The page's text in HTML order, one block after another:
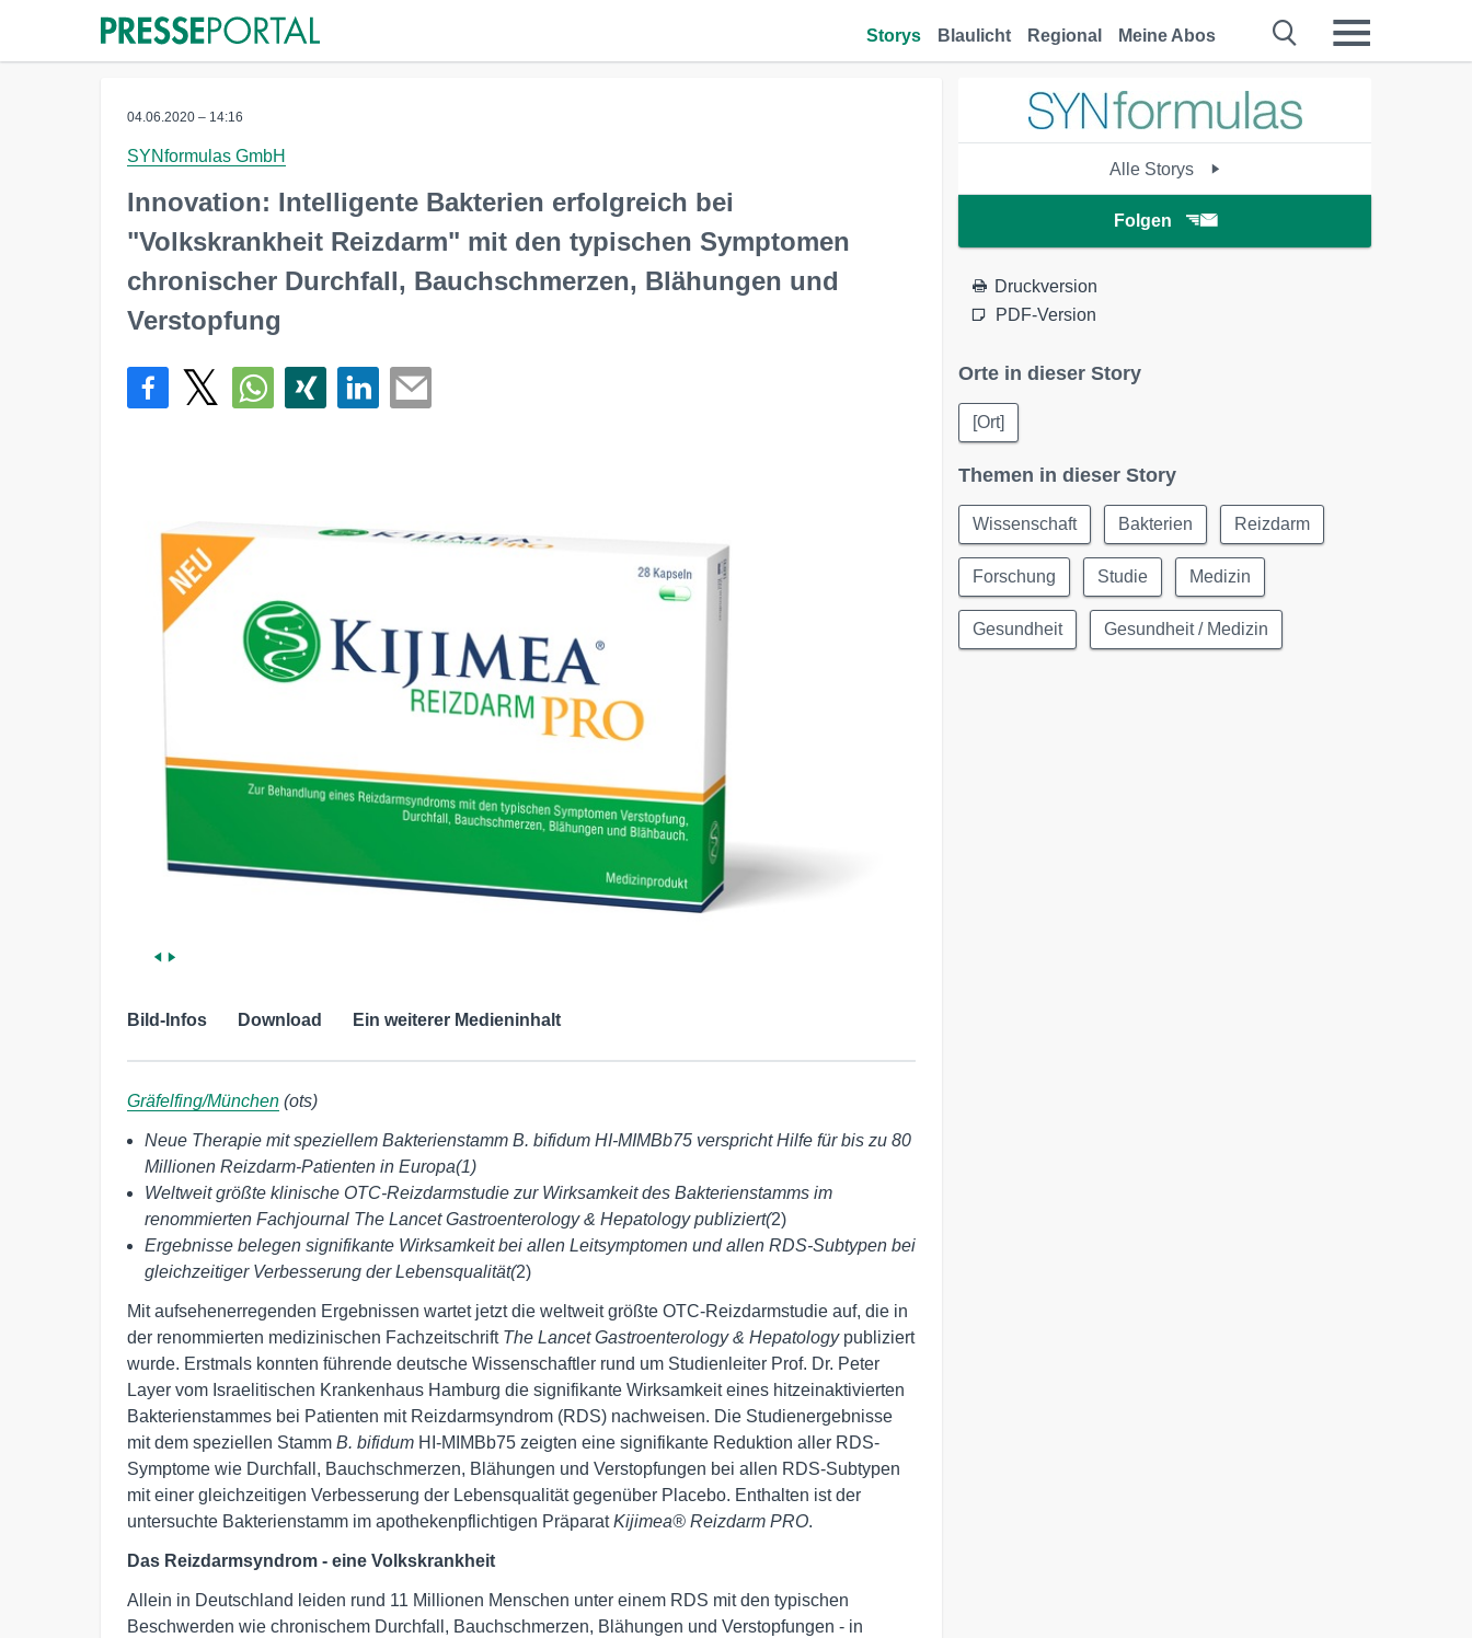
Storys Blaulicht Regional Meine Abos
04.06.2020 – 14:16
SYNformulas GmbH
Innovation: Intelligente Bakterien erfolgreich bei
"Volkskrankheit Reizdarm" mit den typischen Symptomen
chronischer Durchfall, Bauchschmerzen, Blähungen und
Verstopfung
Bild-Infos Download Ein weiterer Medieninhalt
Gräfelfing/München (ots)
Neue Therapie mit speziellem Bakterienstamm B. bifidum HI-MIMBb75 verspricht Hilfe für bis zu 80
Millionen Reizdarm-Patienten in Europa(1)
Weltweit größte klinische OTC-Reizdarmstudie zur Wirksamkeit des Bakterienstamms im
renommierten Fachjournal The Lancet Gastroenterology & Hepatology publiziert(2)
Ergebnisse belegen signifikante Wirksamkeit bei allen Leitsymptomen und allen RDS-Subtypen bei
gleichzeitiger Verbesserung der Lebensqualität(2)
Mit aufsehenerregenden Ergebnissen wartet jetzt die weltweit größte OTC-Reizdarmstudie auf, die in
der renommierten medizinischen Fachzeitschrift The Lancet Gastroenterology & Hepatologypubliziert
wurde. Erstmals konnten führende deutsche Wissenschaftler rund um Studienleiter Prof. Dr. Peter
Layer vom Israelitischen Krankenhaus Hamburg die signifikante Wirksamkeit eines hitzeinaktivierten
Bakterienstammes bei Patienten mit Reizdarmsyndrom (RDS) nachweisen. Die Studienergebnisse
mit dem speziellen Stamm B. bifidum HI-MIMBb75 zeigten eine signifikante Reduktion aller RDS-
Symptome wie Durchfall, Bauchschmerzen, Blähungen und Verstopfungen bei allen RDS-Subtypen
mit einer gleichzeitigen Verbesserung der Lebensqualität gegenüber Placebo. Enthalten ist der
untersuchte Bakterienstamm im apothekenpflichtigen PräparatKijimea® Reizdarm PRO.
Das Reizdarmsyndrom - eine Volkskrankheit
Allein in Deutschland leiden rund 11 Millionen Menschen unter einem RDS mit den typischen
Beschwerden wie chronischem Durchfall, Bauchschmerzen, Blähungen und Verstopfungen - in
Alle Storys
Folgen
Druckversion
PDF-Version
Orte in dieser Story
[Ort]
Themen in dieser Story
Wissenschaft Bakterien Reizdarm
Forschung Studie Medizin
Gesundheit Gesundheit / Medizin